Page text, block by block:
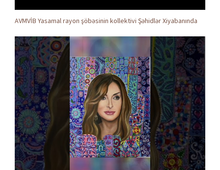
AVMVİB Yasamal rayon şöbəsinin kollektivi Şəhidlər Xiyabanında